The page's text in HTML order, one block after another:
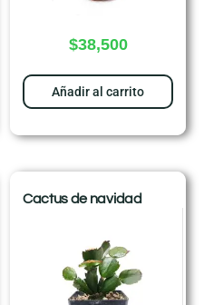
$38,500
Añadir al carrito
Cactus de navidad